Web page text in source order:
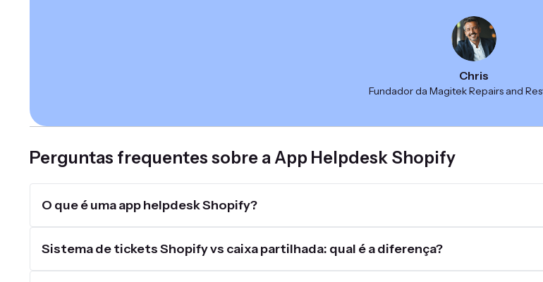
Chris
Fundador da Magitek Repairs and
Perguntas frequentes sobre a App Helpdesk Shopify
O que é uma app helpdesk Shopify?
Sistema de tickets Shopify vs caixa partilhada: qual é a diferença?